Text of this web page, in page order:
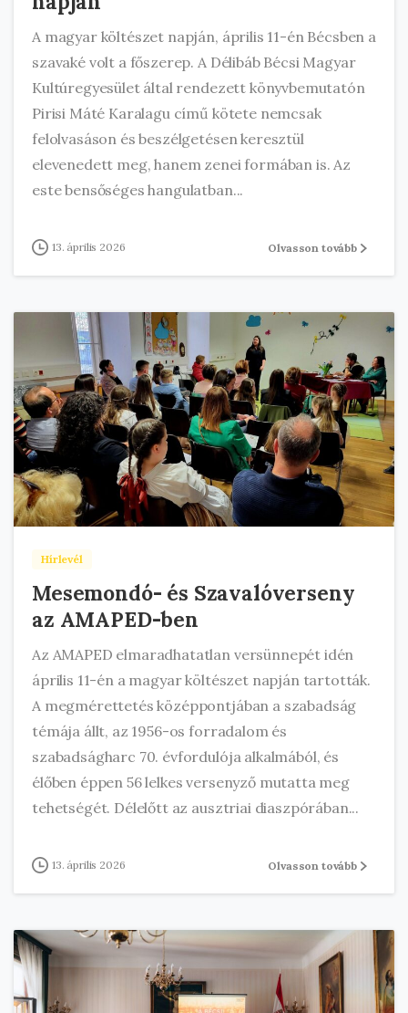
A magyar költészet napján, április 11-én Bécsben a
szavaké volt a főszerep. A Délibáb Bécsi Magyar
Kultúregyesület által rendezett könyvbemutatón
Pirisi Máté Karalagu című kötete nemcsak
felolvasáson és beszélgetésen keresztül
elevenedett meg, hanem zenei formában is. Az
este bensőséges hangulatban...
13. április 2026 Olvasson tovább
Hírlevél
Mesemondó- és Szavalóverseny
az AMAPED-ben
Az AMAPED elmaradhatatlan versünnepét idén
április 11-én a magyar költészet napján tartották.
A megmérettetés középpontjában a szabadság
témája állt, az 1956-os forradalom és
szabadságharc 70. évfordulója alkalmából, és
élőben éppen 56 lelkes versenyző mutatta meg
tehetségét. Délelőtt az ausztriai diaszpórában...
13. április 2026 Olvasson tovább